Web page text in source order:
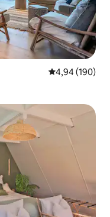
4,94 av 5 i
4,94 (190)